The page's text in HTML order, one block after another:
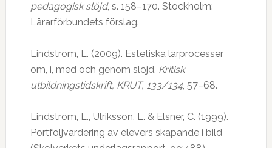
pedagogisk slöjd, s. 158–170. Stockholm:
Lärarförbundets förslag.
Lindström, L. (2009). Estetiska lärprocesser
om, i, med och genom slöjd. Kritisk
utbildningstidskrift, KRUT, 133/134, 57–68.
Lindström, L., Ulriksson, L. & Elsner, C. (1999).
Portföljvärdering av elevers skapande i bild